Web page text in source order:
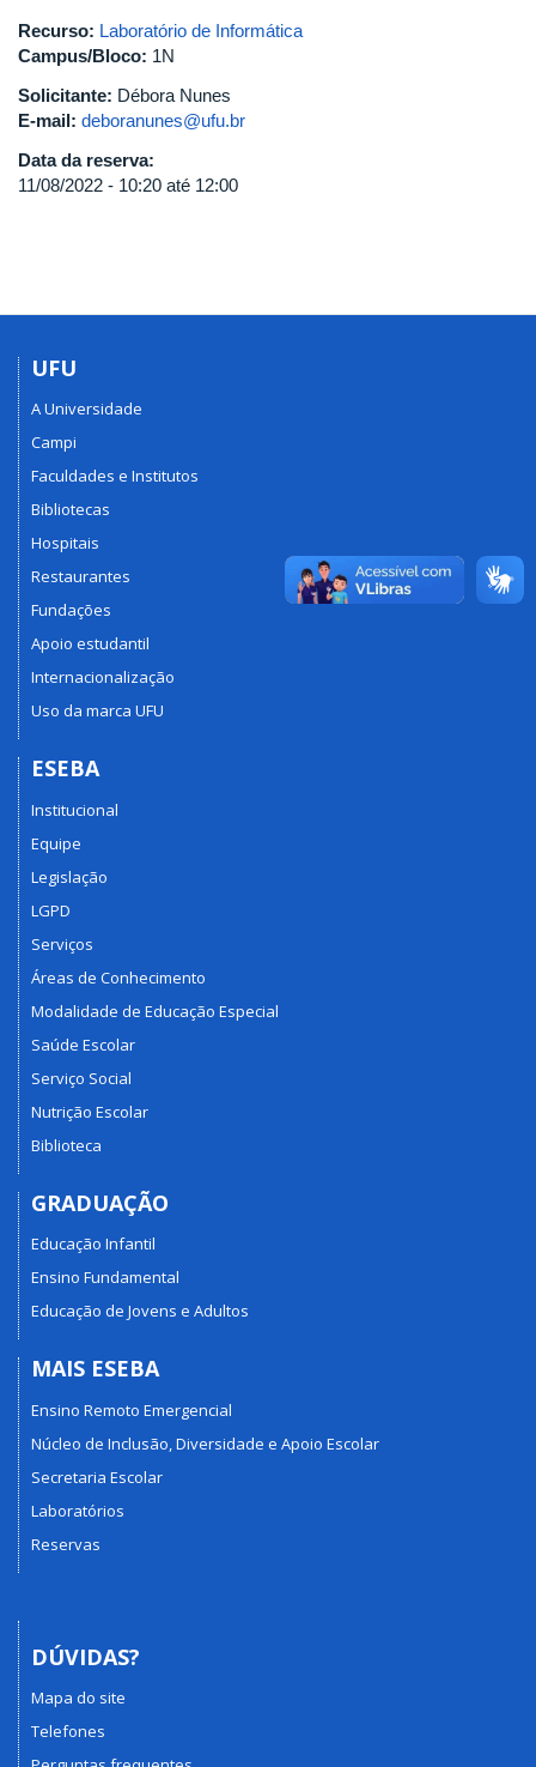
Recurso: Laboratório de Informática
Campus/Bloco: 1N
Solicitante: Débora Nunes
E-mail: deboranunes@ufu.br
Data da reserva:
11/08/2022 - 10:20 até 12:00
UFU
A Universidade
Campi
Faculdades e Institutos
Bibliotecas
Hospitais
Restaurantes
Fundações
Apoio estudantil
Internacionalização
Uso da marca UFU
ESEBA
Institucional
Equipe
Legislação
LGPD
Serviços
Áreas de Conhecimento
Modalidade de Educação Especial
Saúde Escolar
Serviço Social
Nutrição Escolar
Biblioteca
GRADUAÇÃO
Educação Infantil
Ensino Fundamental
Educação de Jovens e Adultos
MAIS ESEBA
Ensino Remoto Emergencial
Núcleo de Inclusão, Diversidade e Apoio Escolar
Secretaria Escolar
Laboratórios
Reservas
DÚVIDAS?
Mapa do site
Telefones